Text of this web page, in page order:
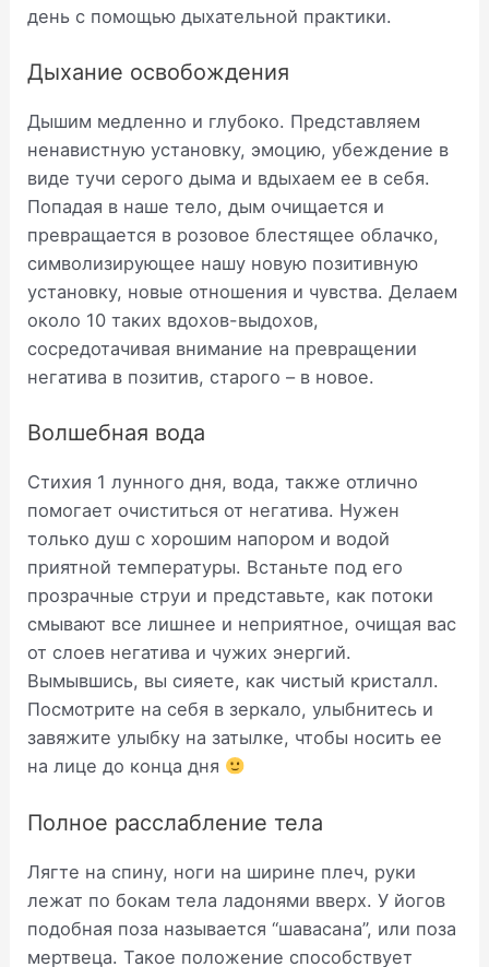
день с помощью дыхательной практики.
Дыхание освобождения
Дышим медленно и глубоко. Представляем
ненавистную установку, эмоцию, убеждение в
виде тучи серого дыма и вдыхаем ее в себя.
Попадая в наше тело, дым очищается и
превращается в розовое блестящее облачко,
символизирующее нашу новую позитивную
установку, новые отношения и чувства. Делаем
около 10 таких вдохов-выдохов,
сосредотачивая внимание на превращении
негатива в позитив, старого – в новое.
Волшебная вода
Стихия 1 лунного дня, вода, также отлично
помогает очиститься от негатива. Нужен
только душ с хорошим напором и водой
приятной температуры. Встаньте под его
прозрачные струи и представьте, как потоки
смывают все лишнее и неприятное, очищая вас
от слоев негатива и чужих энергий.
Вымывшись, вы сияете, как чистый кристалл.
Посмотрите на себя в зеркало, улыбнитесь и
завяжите улыбку на затылке, чтобы носить ее
на лице до конца дня
Полное расслабление тела
Лягте на спину, ноги на ширине плеч, руки
лежат по бокам тела ладонями вверх. У йогов
подобная поза называется “шавасана”, или поза
мертвеца. Такое положение способствует